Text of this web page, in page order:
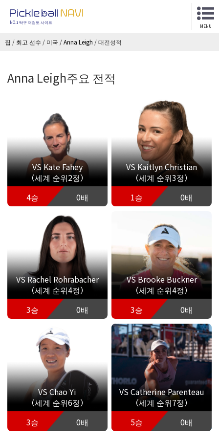
NO.1 탁구 재검토 사이트
MENU
집 / 최고 선수 / 미국 /Anna Leigh /대전성적
Anna Leigh주요 전적
VS Kate Fahey
（세계 순위2정）
4승
0배
VS Kaitlyn Christian
（세계 순위3정）
1승
0배
VS Rachel Rohrabacher
（세계 순위4정）
3승
0배
VS Brooke Buckner
（세계 순위4정）
3승
0배
VS Chao Yi
（세계 순위6정）
3승
0배
VS Catherine Parenteau
（세계 순위7정）
5승
0배